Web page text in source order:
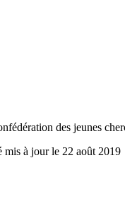
des jeunes
mis à jour le 22 août 2019